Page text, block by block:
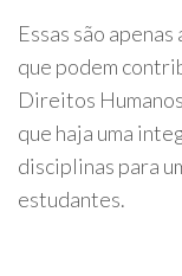
Essas são
que podem
Direitos
que haja uma
disciplinas para
estudantes.